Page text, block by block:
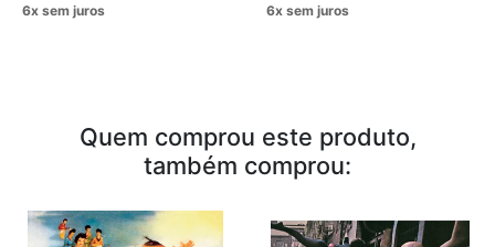
Quem comprou este produto,
também comprou: